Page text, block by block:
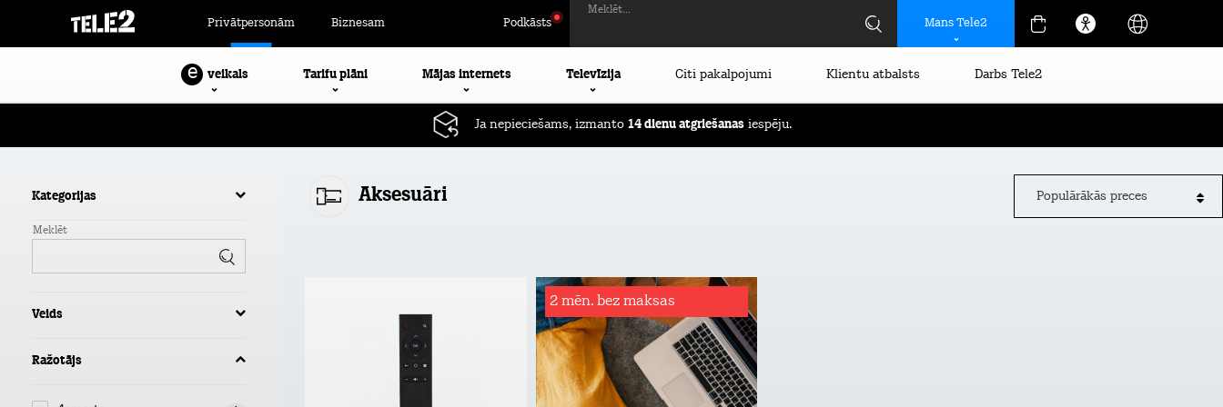
Privātpersonām Biznesam Podkāsts
Meklēt...
Mans Tele2
e veikals Tarifu plāni Mājas internets Televīzija Citi pakalpojumi Klientu atbalsts Darbs Tele2
Ja nepieciešams, izmanto 14 dienu atgriešanasiespēju.
Kategorijas
Meklēt
Veids
Ražotājs
Aksesuāri Populārākās preces
2 mēn. bez maksas
Rēķinu
apdrošināšana
Tavs atbalsta plecs bezdarba vai
ilgstošas darba nespējas gadījumā!